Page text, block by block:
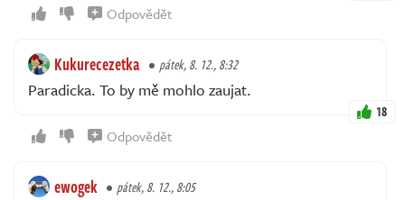
Odpovědět
Kukurecezetka pátek, 8. 12., 8:32
Paradicka. To by mě mohlo zaujat.
18
Odpovědět
ewogek pátek, 8. 12., 8:05